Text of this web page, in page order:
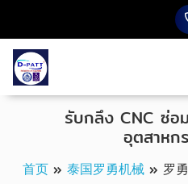
首页 » 泰国罗勇机械 » 罗
รับกลึง CNC ซ่อ
อุตสาหก